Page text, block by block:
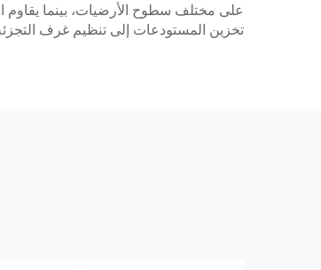
على مختلف سطوح الأرضيات، بينما يقاوم
تخزين المستودعات إلى تنظيم غرف